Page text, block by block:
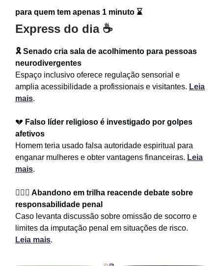
para quem tem apenas 1 minuto ⌛
Express do dia ☕
🎗️ Senado cria sala de acolhimento para pessoas
neurodivergentes
Espaço inclusivo oferece regulação sensorial e
amplia acessibilidade a profissionais e visitantes. Leia
mais.
💔 Falso líder religioso é investigado por golpes
afetivos
Homem teria usado falsa autoridade espiritual para
enganar mulheres e obter vantagens financeiras. Leia
mais.
🧗🏻‍♂️ Abandono em trilha reacende debate sobre
responsabilidade penal
Caso levanta discussão sobre omissão de socorro e
limites da imputação penal em situações de risco.
Leia mais.